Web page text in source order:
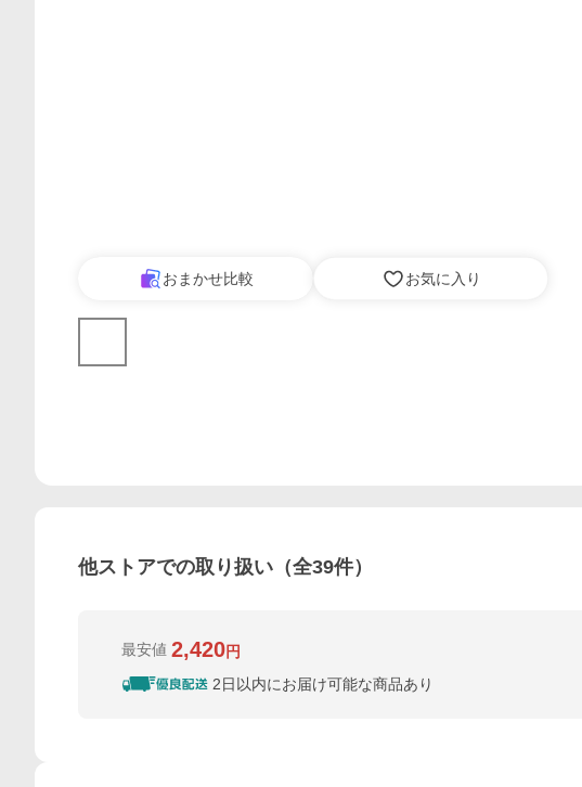
おまかせ比較 お気に入り
他ストアでの取り扱い（全39件）
最安値 2,420円
2日以内にお届け可能な商品あり